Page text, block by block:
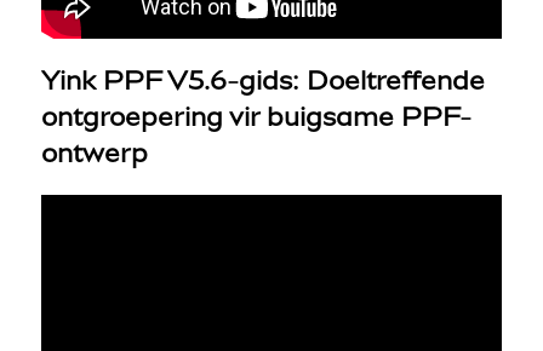
Yink PPF V5.6-gids: Doeltreffende
ontgroepering vir buigsame PPF-
ontwerp